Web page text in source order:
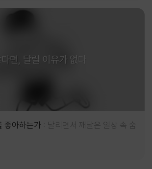
면, 달릴 이유가 없다
좋아하는가
달리면서 깨달은 일상 속 숨